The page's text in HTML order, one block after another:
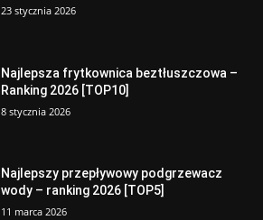
23 stycznia 2026
Najlepsza frytkownica beztłuszczowa –
Ranking 2026 [TOP10]
8 stycznia 2026
Najlepszy przepływowy podgrzewacz
wody – ranking 2026 [TOP5]
11 marca 2026